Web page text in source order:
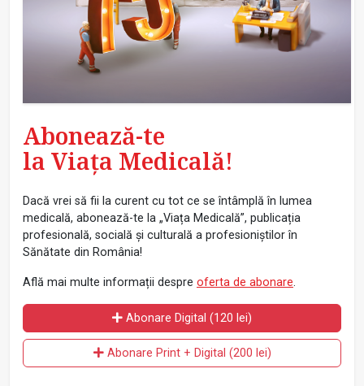
Abonează-te
la Viața Medicală!
Dacă vrei să fii la curent cu tot ce se întâmplă în lumea
medicală, abonează-te la „Viața Medicală”, publicația
profesională, socială și culturală a profesioniștilor în
Sănătate din România!
Află mai multe informații despre oferta de abonare.
Abonare Digital (120 lei)
Abonare Print + Digital (200 lei)